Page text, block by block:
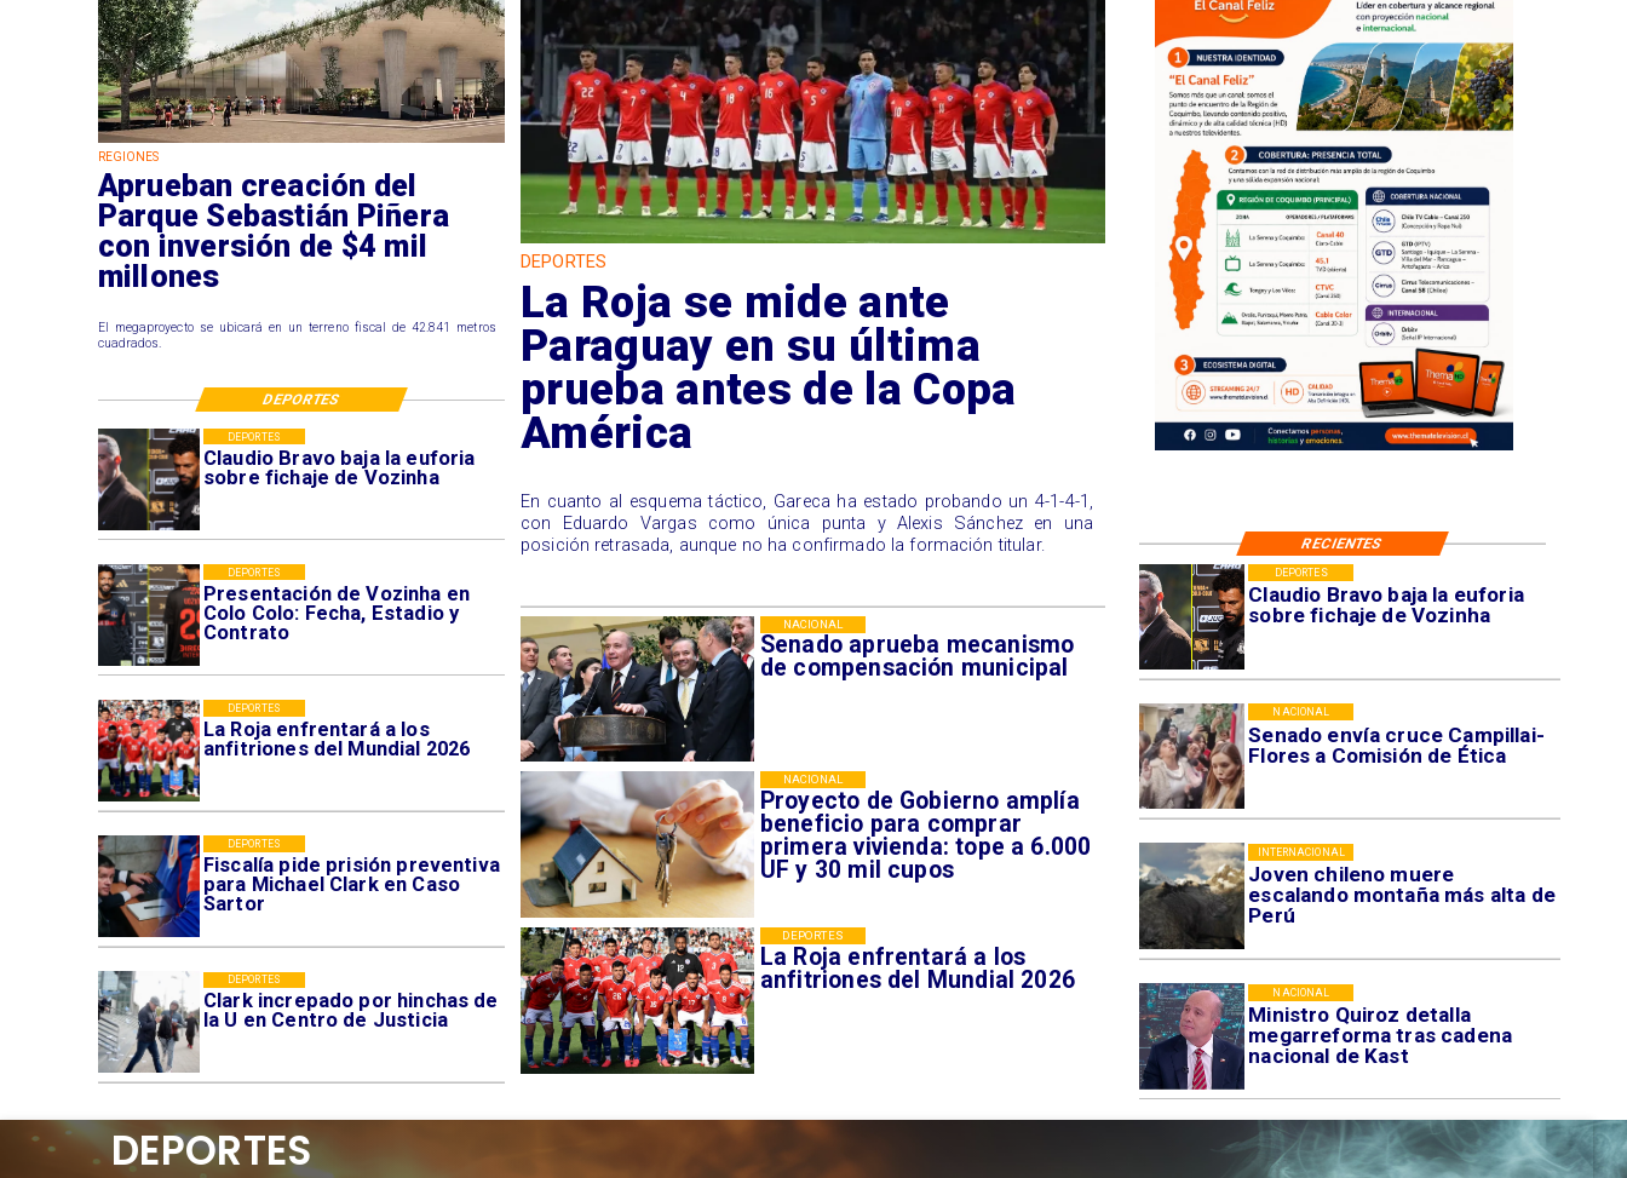
Claudio Bravo baja la euforia
sobre fichaje de Vozinha
DEPORTES
Senado envía cruce Campillai-
Flores a Comisión de Ética
NACIONAL
Joven chileno muere
escalando montaña más alta de
Perú
INTERNACIONAL
Ministro Quiroz detalla
megarreforma tras cadena
nacional de Kast
NACIONAL
Claudio Bravo baja la euforia
sobre fichaje de Vozinha
DEPORTES
Presentación de Vozinha en
Colo Colo: Fecha, Estadio y
Contrato
DEPORTES
La Roja enfrentará a los
anfitriones del Mundial 2026
DEPORTES
Fiscalía pide prisión preventiva
para Michael Clark en Caso
Sartor
DEPORTES
Clark increpado por hinchas de
la U en Centro de Justicia
DEPORTES
Senado aprueba mecanismo
de compensación municipal
NACIONAL
Proyecto de Gobierno amplía
beneficio para comprar
primera vivienda: tope a 6.000
UF y 30 mil cupos
NACIONAL
La Roja enfrentará a los
anfitriones del Mundial 2026
DEPORTES
REGIONES
Aprueban creación del
Parque Sebastián Piñera
con inversión de $4 mil
millones
El megaproyecto se ubicará en un terreno fiscal de 42.841 metros
cuadrados.
DEPORTES
La Roja se mide ante
Paraguay en su última
prueba antes de la Copa
América
En cuanto al esquema táctico, Gareca ha estado probando un 4-1-4-1,
con Eduardo Vargas como única punta y Alexis Sánchez en una
posición retrasada, aunque no ha confirmado la formación titular.
RECIENTES
DEPORTES
DEPORTES